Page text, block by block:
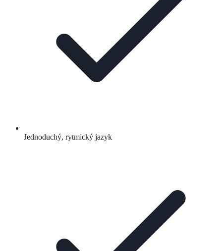
Jednoduchý, rytmický jazyk